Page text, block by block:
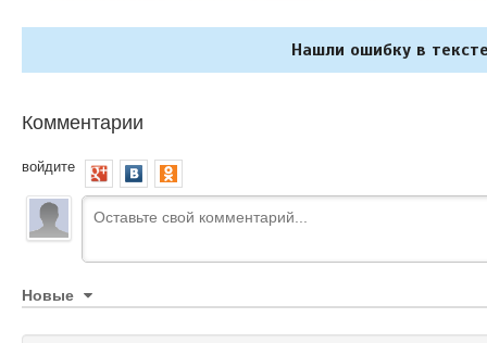
Нашли ошибку в
Комментарии
войдите
Новые